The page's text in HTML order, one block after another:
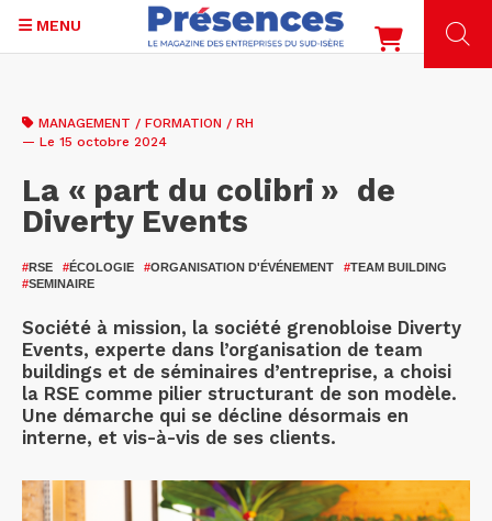
contenu
MENU
MANAGEMENT / FORMATION / RH
— Le 15 octobre 2024
La « part du colibri » de
Diverty Events
#RSE #ÉCOLOGIE #ORGANISATION D'ÉVÉNEMENT #TEAM BUILDING
#SEMINAIRE
Société à mission, la société grenobloise Diverty
Events, experte dans l’organisation de team
buildings et de séminaires d’entreprise, a choisi
la RSE comme pilier structurant de son modèle.
Une démarche qui se décline désormais en
interne, et vis-à-vis de ses clients.